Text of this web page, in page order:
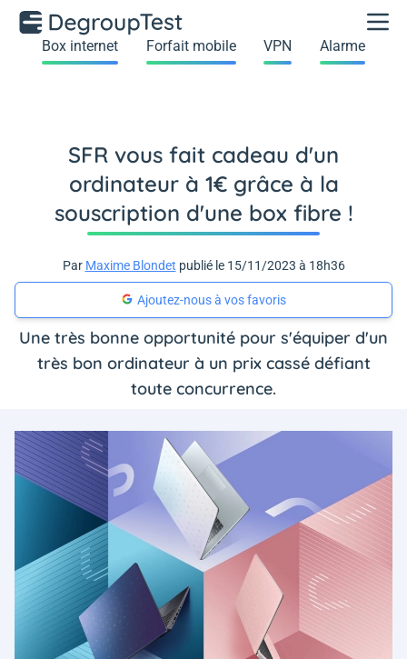
Box internet Forfait mobile VPN Alarme
SFR vous fait cadeau d'un
ordinateur à 1€ grâce à la
souscription d'une box fibre !
Par Maxime Blondet publié le 15/11/2023 à 18h36
Ajoutez-nous à vos favoris
Une très bonne opportunité pour s'équiper d'un
très bon ordinateur à un prix cassé défiant
toute concurrence.